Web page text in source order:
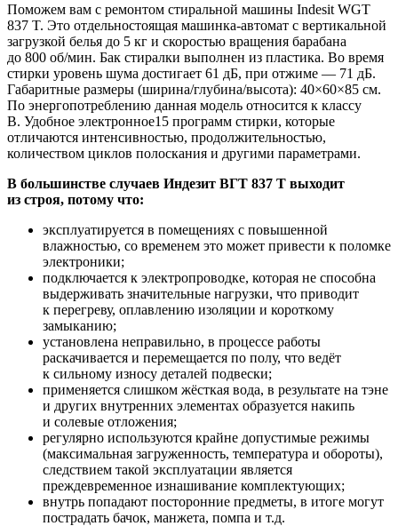
Поможем вам с ремонтом стиральной машины Indesit WGT
837 T. Это отдельностоящая машинка-автомат с вертикальной
загрузкой белья до 5 кг и скоростью вращения барабана
до 800 об/мин. Бак стиралки выполнен из пластика. Во время
стирки уровень шума достигает 61 дБ, при отжиме — 71 дБ.
Габаритные размеры (ширина/глубина/высота): 40×60×85 см.
По энергопотреблению данная модель относится к классу
B. Удобное электронное15 программ стирки, которые
отличаются интенсивностью, продолжительностью,
количеством циклов полоскания и другими параметрами.
В большинстве случаев Индезит ВГТ 837 Т выходит
из строя, потому что:
эксплуатируется в помещениях с повышенной
влажностью, со временем это может привести к поломке
электроники;
подключается к электропроводке, которая не способна
выдерживать значительные нагрузки, что приводит
к перегреву, оплавлению изоляции и короткому
замыканию;
установлена неправильно, в процессе работы
раскачивается и перемещается по полу, что ведёт
к сильному износу деталей подвески;
применяется слишком жёсткая вода, в результате на тэне
и других внутренних элементах образуется накипь
и солевые отложения;
регулярно используются крайне допустимые режимы
(максимальная загруженность, температура и обороты),
следствием такой эксплуатации является
преждевременное изнашивание комплектующих;
внутрь попадают посторонние предметы, в итоге могут
пострадать бачок, манжета, помпа и т.д.